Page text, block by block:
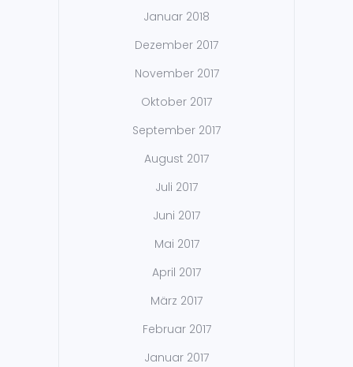
Januar 2018
Dezember 2017
November 2017
Oktober 2017
September 2017
August 2017
Juli 2017
Juni 2017
Mai 2017
April 2017
März 2017
Februar 2017
Januar 2017